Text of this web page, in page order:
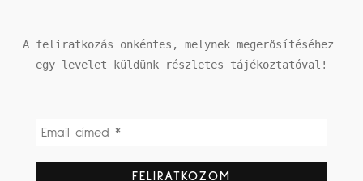
A feliratkozás önkéntes, melynek megerősítéséhez
egy levelet küldünk részletes tájékoztatóval!